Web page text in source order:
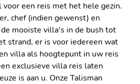
voor een reis met het hele gezin.
chef (indien gewenst) en
mooiste villa's in de bush tot
strand, er is voor iedereen wat
villa als hoogtepunt in uw reis
exclusieve villa reis laten
is aan u. Onze Talisman